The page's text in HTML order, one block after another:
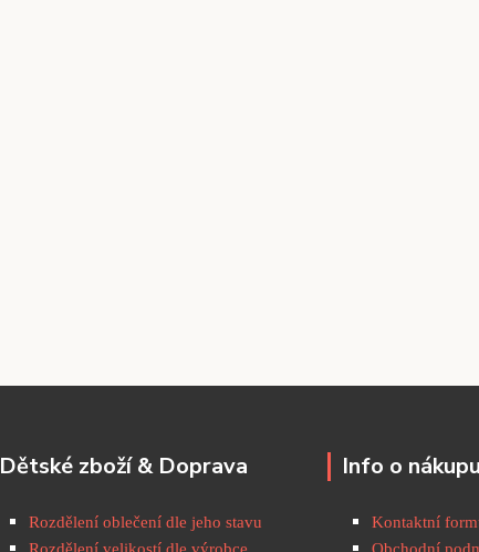
Dětské zboží & Doprava
Rozdělení oblečení dle jeho stavu
Info o nákupu
Kontaktní